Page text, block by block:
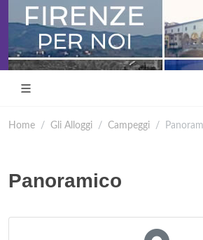
Home Gli Alloggi Campeggi
Panoramico